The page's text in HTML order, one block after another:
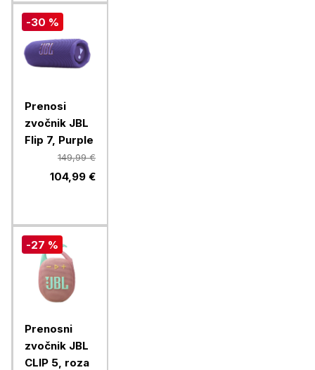
-30 %
Prenosi
zvočnik JBL
Flip 7, Purple
149,99 €
104,99 €
-27 %
Prenosni
zvočnik JBL
CLIP 5, roza